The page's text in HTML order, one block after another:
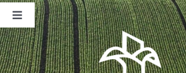
Saltar
contenido
Toggle
Navigation
Nosotros
Publicaciones